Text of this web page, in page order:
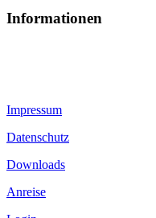
Informationen
Impressum
Datenschutz
Downloads
Anreise